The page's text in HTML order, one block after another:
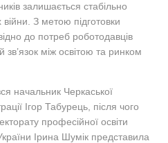
залишається стабільно
З метою підготовки
до потреб роботодавців
зв’язок між освітою та ринком
начальник Черкаської
Ігор Табурець, після чого
професійної освіти
Ірина Шумік представила